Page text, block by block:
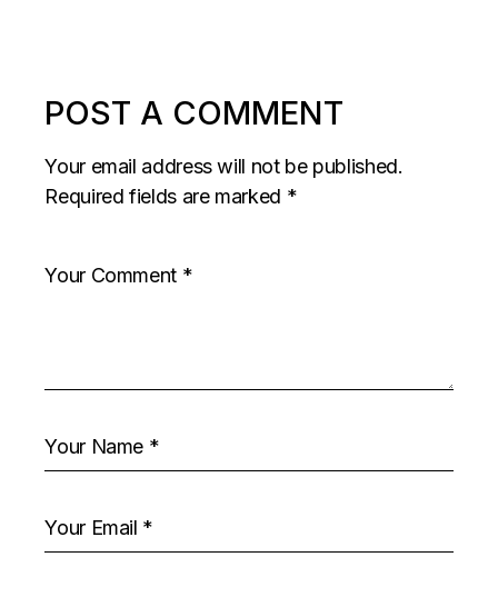
POST A COMMENT
Your email address will not be published.
Required fields are marked *